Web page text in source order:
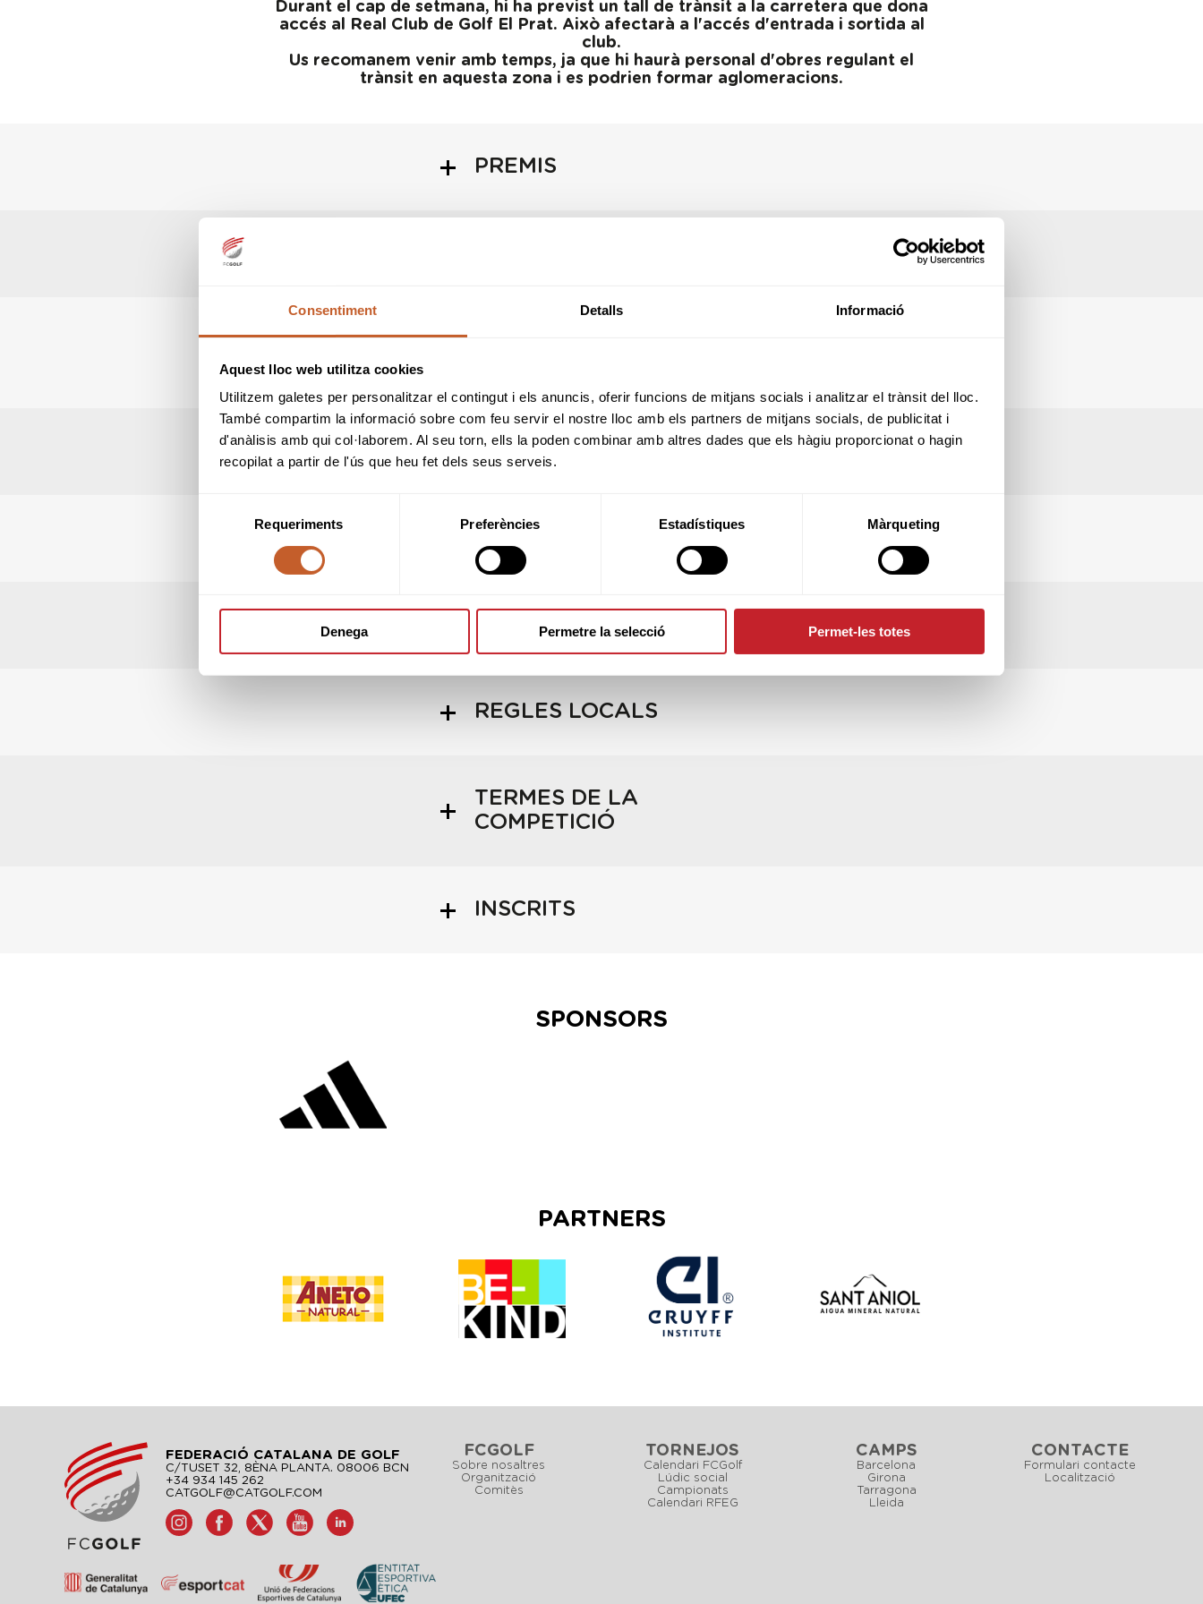
Consentiment Detalls Informació
Aquest lloc web utilitza cookies
Utilitzem galetes per personalitzar el contingut i els anuncis, oferir funcions de mitjans socials i analitzar el trànsit del lloc.
També compartim la informació sobre com feu servir el nostre lloc amb els partners de mitjans socials, de publicitat i
d'anàlisis amb qui col·laborem. Al seu torn, ells la poden combinar amb altres dades que els hàgiu proporcionat o hagin
recopilat a partir de l'ús que heu fet dels seus serveis.
consentiment
Requeriments Preferències Estadístiques Màrqueting
Denega Permetre la selecció Permet-les totes
Durant el cap de setmana, hi ha previst un tall de trànsit a la carretera que dona
accés al Real Club de Golf El Prat. Això afectarà a l'accés d'entrada i sortida al
club.
Us recomanem venir amb temps, ja que hi haurà personal d'obres regulant el
trànsit en aquesta zona i es podrien formar aglomeracions.
PREMIS
HORARI SORTIDES
INFORMACIÓ PROVA
REGLES LOCALS
TERMES DE LA
COMPETICIÓ
INSCRITS
SPONSORS
PARTNERS
FEDERACIÓ CATALANA DE GOLF
C/TUSET 32, 8ÈNA PLANTA. 08006 BCN
+34 934 145 262
CATGOLF@CATGOLF.COM
FCGOLF
Sobre nosaltres
Organització
Comitès
TORNEJOS
Calendari FCGolf
Lúdic social
Campionats
Calendari RFEG
CAMPS
Barcelona
Girona
Tarragona
Lleida
CONTACTE
Formulari contacte
Localització